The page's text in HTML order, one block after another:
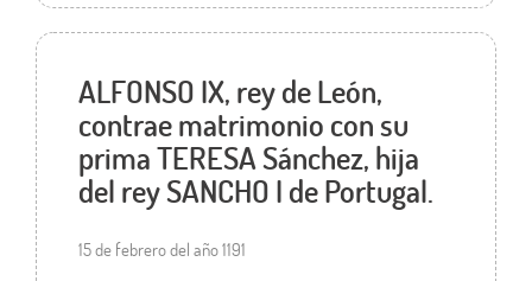
ALFONSO IX, rey de León,
contrae matrimonio con su
prima TERESA Sánchez, hija
del rey SANCHO I de Portugal.
15 de febrero del año 1191